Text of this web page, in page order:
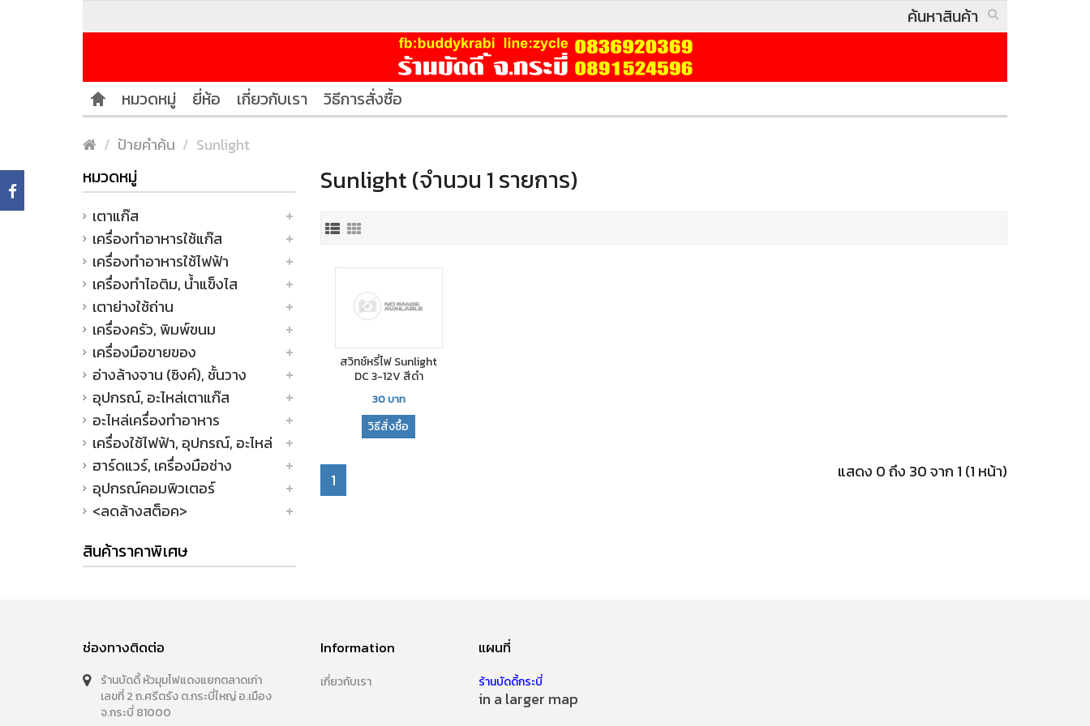
หมวดหมู่ ยี่ห้อ เกี่ยวกับเรา วิธีการสั่งซื้อ
ป้ายคำค้น Sunlight
หมวดหมู่
เตาแก๊ส
เครื่องทำอาหารใช้แก๊ส
เครื่องทำอาหารใช้ไฟฟ้า
เครื่องทำไอติม, น้ำแข็งไส
เตาย่างใช้ถ่าน
เครื่องครัว, พิมพ์ขนม
เครื่องมือขายของ
อ่างล้างจาน (ซิงค์), ชั้นวาง
อุปกรณ์, อะไหล่เตาแก๊ส
อะไหล่เครื่องทำอาหาร
เครื่องใช้ไฟฟ้า, อุปกรณ์, อะไหล่
ฮาร์ดแวร์, เครื่องมือช่าง
อุปกรณ์คอมพิวเตอร์
<ลดล้างสต็อค>
สินค้าราคาพิเศษ
Sunlight (จำนวน 1 รายการ)
สวิทช์หรี่ไฟ Sunlight
DC 3-12V สีดำ
30บาท
วิธีสั่งซื้อ
1 แสดง 0 ถึง 30 จาก 1 (1 หน้า)
ช่องทางติดต่อ
ร้านบัดดี้ หัวมุมไฟแดงแยกตลาดเก่า
เลขที่ 2 ถ.ศรีตรัง ต.กระบี่ใหญ่ อ.เมือง
จ.กระบี่ 81000
Information
เกี่ยวกับเรา
แผนที่
ร้านบัดดี้กระบี่
in a larger map